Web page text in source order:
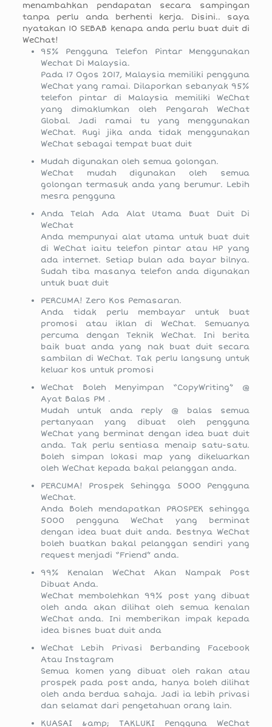
menambahkan pendapatan secara sampingan
tanpa perlu anda berhenti kerja. Disini.. saya
nyatakan 10 SEBAB kenapa anda perlu buat duit di
WeChat!
95% Pengguna Telefon Pintar Menggunakan
Wechat Di Malaysia.
Pada 17 Ogos 2017, Malaysia memiliki pengguna
WeChat yang ramai. Dilaporkan sebanyak 95%
telefon pintar di Malaysia memiliki WeChat
yang dimaklumkan oleh Pengarah WeChat
Global. Jadi ramai tu yang menggunakan
WeChat. Rugi jika anda tidak menggunakan
WeChat sebagai tempat buat duit
Mudah digunakan oleh semua golongan.
WeChat mudah digunakan oleh semua
golongan termasuk anda yang berumur. Lebih
mesra pengguna
Anda Telah Ada Alat Utama Buat Duit Di
WeChat
Anda mempunyai alat utama untuk buat duit
di WeChat iaitu telefon pintar atau HP yang
ada internet. Setiap bulan ada bayar bilnya.
Sudah tiba masanya telefon anda digunakan
untuk buat duit
PERCUMA! Zero Kos Pemasaran.
Anda tidak perlu membayar untuk buat
promosi atau iklan di WeChat. Semuanya
percuma dengan Teknik WeChat. Ini berita
baik buat anda yang nak buat duit secara
sambilan di WeChat. Tak perlu langsung untuk
keluar kos untuk promosi
WeChat Boleh Menyimpan “CopyWriting” @
Ayat Balas PM .
Mudah untuk anda reply @ balas semua
pertanyaan yang dibuat oleh pengguna
WeChat yang berminat dengan idea buat duit
anda. Tak perlu sentiasa menaip satu-satu.
Boleh simpan lokasi map yang dikeluarkan
oleh WeChat kepada bakal pelanggan anda.
PERCUMA! Prospek Sehingga 5000 Pengguna
WeChat.
Anda Boleh mendapatkan PROSPEK sehingga
5000 pengguna WeChat yang berminat
dengan idea buat duit anda. Bestnya WeChat
boleh buatkan bakal pelanggan sendiri yang
request menjadi “Friend” anda.
99% Kenalan WeChat Akan Nampak Post
Dibuat Anda.
WeChat membolehkan 99% post yang dibuat
oleh anda akan dilihat oleh semua kenalan
WeChat anda. Ini memberikan impak kepada
idea bisnes buat duit anda
WeChat Lebih Privasi Berbanding Facebook
Atau Instagram
Semua komen yang dibuat oleh rakan atau
prospek pada post anda, hanya boleh dilihat
oleh anda berdua sahaja. Jadi ia lebih privasi
dan selamat dari pengetahuan orang lain.
KUASAI &amp; TAKLUKI Pengguna WeChat